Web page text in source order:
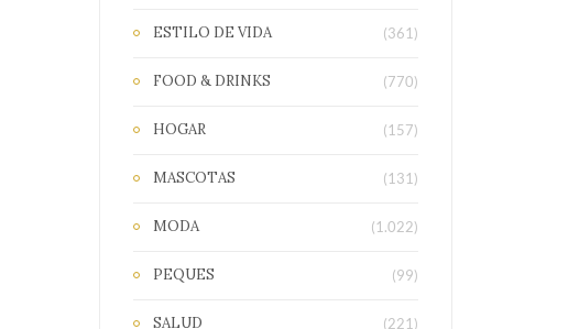
ESTILO DE VIDA (361)
FOOD & DRINKS (770)
HOGAR (157)
MASCOTAS (131)
MODA (1.022)
PEQUES (99)
SALUD (221)